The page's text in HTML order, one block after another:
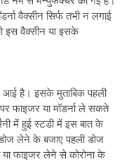
वैक्सीन सिर्फ तभी न लगाई
इस वैक्सीन या इसके
आई है। इसके मुताबिक पहली
फाइजर या मॉडर्ना ले सकते
में हुई स्टडी में इस बात के
लेने के बजाए पहली डोज
या फाइजर लेने से कोरोना के